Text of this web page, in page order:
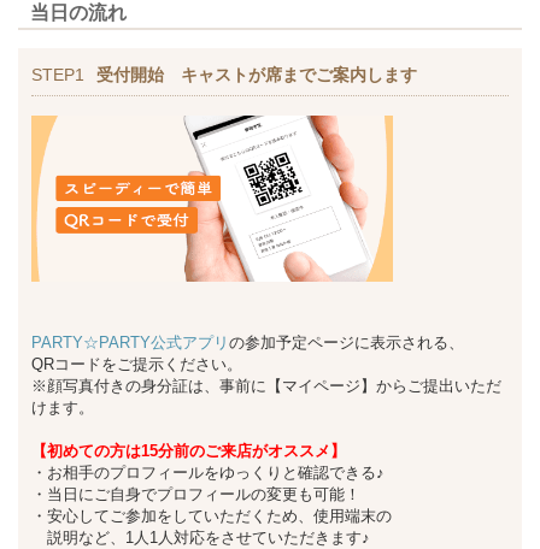
当日の流れ
STEP1 受付開始 キャストが席までご案内します
PARTY☆PARTY公式アプリ の参加予定ページに表示される、
QRコードをご提示ください。
※顔写真付きの身分証は、事前に【マイページ】からご提出いただ
けます。
【初めての方は15分前のご来店がオススメ】
・お相手のプロフィールをゆっくりと確認できる♪
・当日にご自身でプロフィールの変更も可能！
・安心してご参加をしていただくため、使用端末の
説明など、1人1人対応をさせていただきます♪